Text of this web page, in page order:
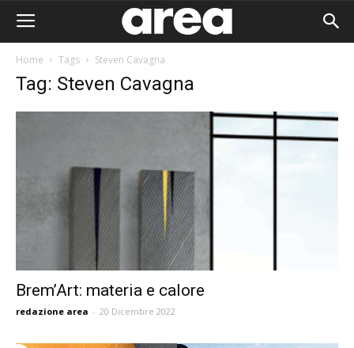
Home Tags Steven Cavagna
Tag: Steven Cavagna
Brem’Art: materia e calore
redazione area - 20 Dicembre 2022